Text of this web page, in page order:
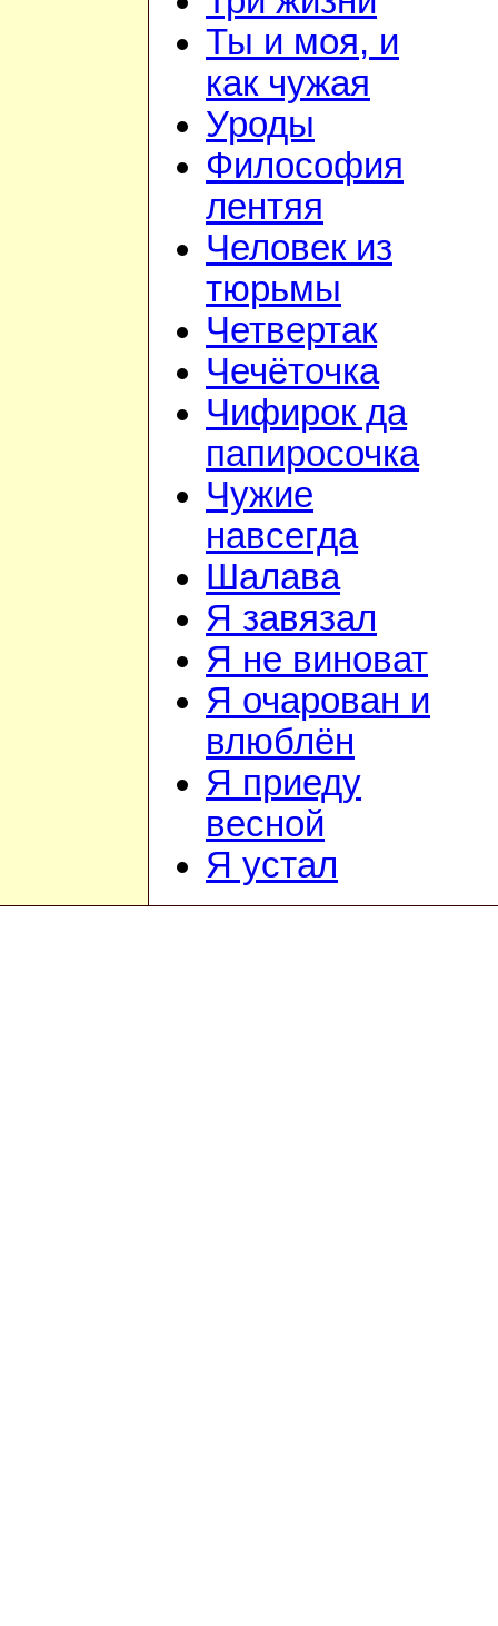
Ты и моя, и
как чужая
Уроды
Философия
лентяя
Человек из
тюрьмы
Четвертак
Чечёточка
Чифирок да
папиросочка
Чужие
навсегда
Шалава
Я завязал
Я не виноват
Я очарован и
влюблён
Я приеду
весной
Я устал